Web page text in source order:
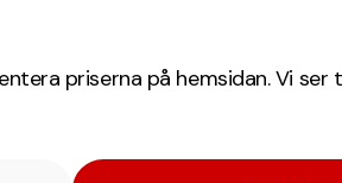
priserna på hemsidan. Vi ser